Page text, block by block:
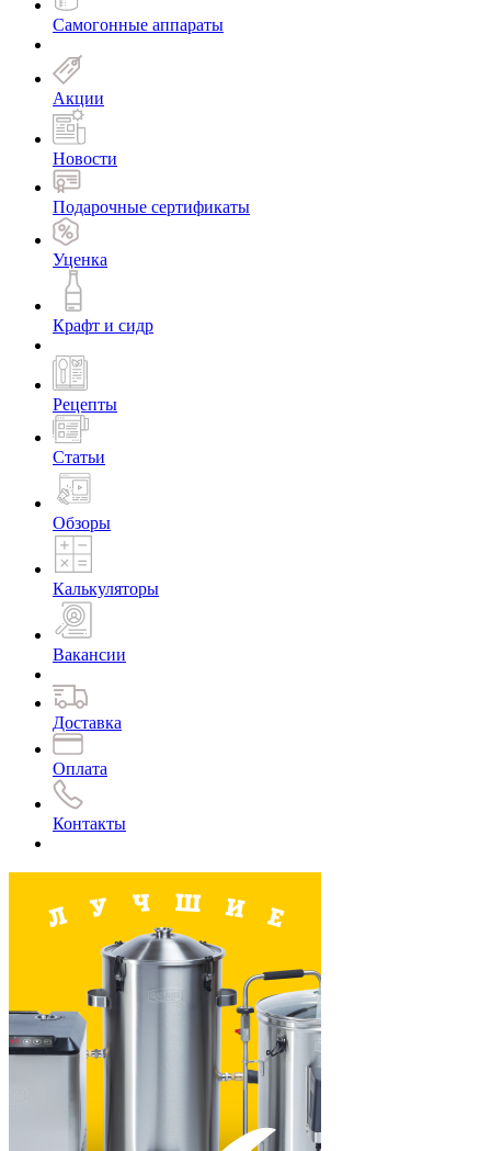
Самогонные аппараты
Акции
Новости
Подарочные сертификаты
Уценка
Крафт и сидр
Рецепты
Статьи
Обзоры
Калькуляторы
Вакансии
Доставка
Оплата
Контакты